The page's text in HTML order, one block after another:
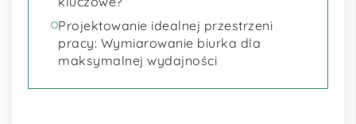
Projektowanie idealnej przestrzeni
pracy: Wymiarowanie biurka dla
maksymalnej wydajności